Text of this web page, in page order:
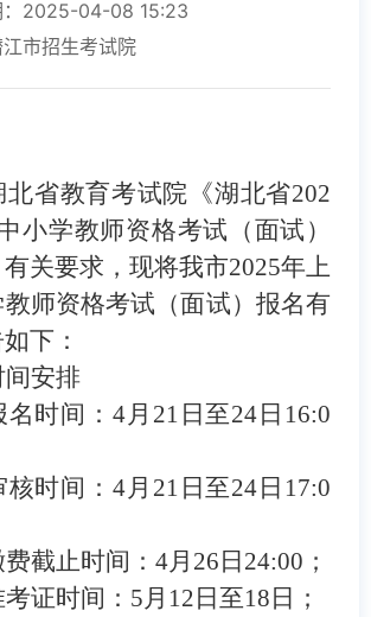
：2025-04-08 15:23
市招生考试院
北省教育考试院《湖北省202
小学教师资格考试（面试）
关要求，现将我市2025年上
师资格考试（面试）报名有
下：
间安排
名时间：4月21日至24 日16:0
时间： 4月21日至24 日17:0
费截止时间：4月26 日24:00；
证时间：5月12日至18日；